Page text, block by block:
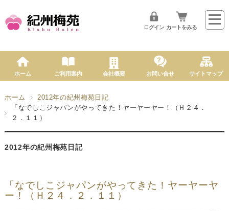
ログイン カートをみる
ホーム ご利用案内 会社概要 お問い合せ サイトマップ
ホーム
2012年の紀州梅苑日記
「なでしこジャパンがやってきた！ヤーヤーヤー！（Ｈ２４．
２．１１）
2012年の紀州梅苑日記
「なでしこジャパンがやってきた！ヤーヤーヤ
ー！（Ｈ２４．２．１１）